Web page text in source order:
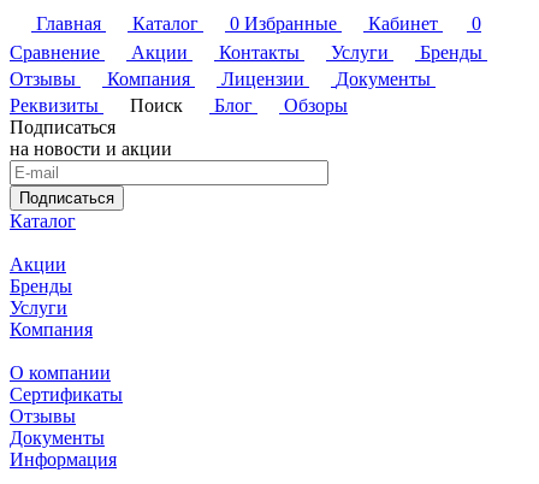
Главная Каталог 0 Избранные Кабинет
0
Сравнение
Акции Контакты Услуги
Бренды
Отзывы
Компания Лицензии
Документы
Реквизиты
Поиск Блог
Обзоры
Подписаться
на новости и акции
Подписаться
Каталог
Акции
Бренды
Услуги
Компания
О компании
Сертификаты
Отзывы
Документы
Информация